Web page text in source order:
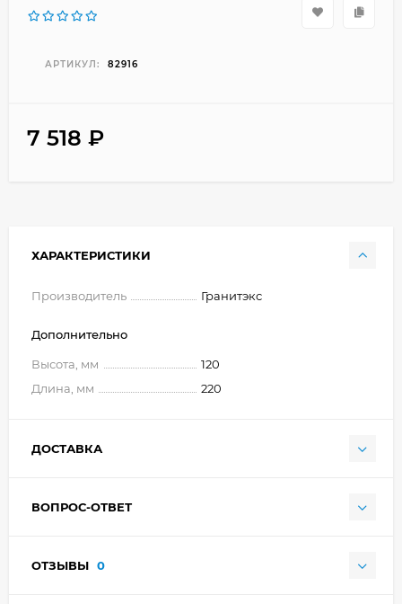
АРТИКУЛ: 82916
7 518 ₽
ХАРАКТЕРИСТИКИ
Производитель Гранитэкс
Дополнительно
Высота, мм
120
Длина, мм
220
ДОСТАВКА
ВОПРОС-ОТВЕТ
ОТЗЫВЫ 0